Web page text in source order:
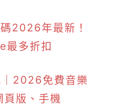
2026年最新！
最多折扣
2026免費音樂
頁版、手機